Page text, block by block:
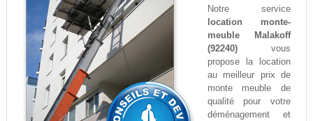
Notre service
location monte-
meuble Malakoff
(92240)vous
propose la location
au meilleur prix de
monte meuble de
qualité pour votre
déménagement et